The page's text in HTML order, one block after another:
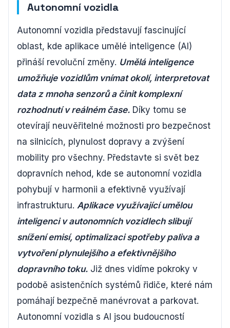
Autonomní vozidla
Autonomní vozidla představují fascinující
oblast, kde aplikace umělé inteligence (AI)
přináší revoluční změny. Umělá inteligence
umožňuje vozidlům vnímat okolí, interpretovat
data z mnoha senzorů a činit komplexní
rozhodnutí v reálném čase. Díky tomu se
otevírají neuvěřitelné možnosti pro bezpečnost
na silnicích, plynulost dopravy a zvýšení
mobility pro všechny. Představte si svět bez
dopravních nehod, kde se autonomní vozidla
pohybují v harmonii a efektivně využívají
infrastrukturu. Aplikace využívající umělou
inteligenci v autonomních vozidlech slibují
snížení emisí, optimalizaci spotřeby paliva a
vytvoření plynulejšího a efektivnějšího
dopravního toku. Již dnes vidíme pokroky v
podobě asistenčních systémů řidiče, které nám
pomáhají bezpečně manévrovat a parkovat.
Autonomní vozidla s AI jsou budoucností